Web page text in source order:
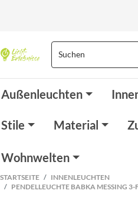
Außenleuchten
Stile Material
Wohnwelten
STARTSEITE
INNENLEUCHTEN
PENDELLEUCHTE BABKA MESSING